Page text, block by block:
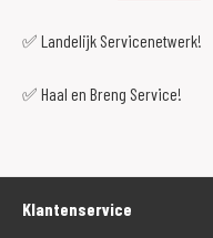
✅ Landelijk Servicenetwerk!
✅ Haal en Breng Service!
Klantenservice